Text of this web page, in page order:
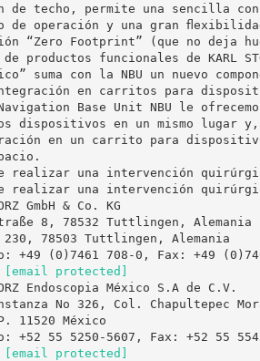
de techo, permite una sencilla
de operación y una gran
“Zero Footprint” (que no deja
de productos funcionales de KARL
suma con la NBU un nuevo
en carritos para
Base Unit NBU le
dispositivos en un mismo lugar
en un carrito para
realizar una intervención
realizar una intervención
GmbH & Co. KG
8, 78532 Tuttlingen, Alemania
230, 78503 Tuttlingen, Alemania
+49 (0)7461 708-0, Fax: +49
[email protected]
Endoscopia México S.A de C.V.
No 326, Col. Chapultepec
11520 México
+52 55 5250-5607, Fax: +52 55
[email protected]